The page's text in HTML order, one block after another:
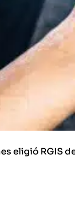
eligió RGIS